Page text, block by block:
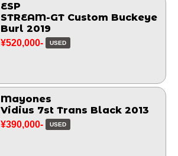
ESP
STREAM-GT Custom Buckeye
Burl 2019
¥520,000- USED
Mayones
Vidius 7st Trans Black 2013
¥390,000- USED